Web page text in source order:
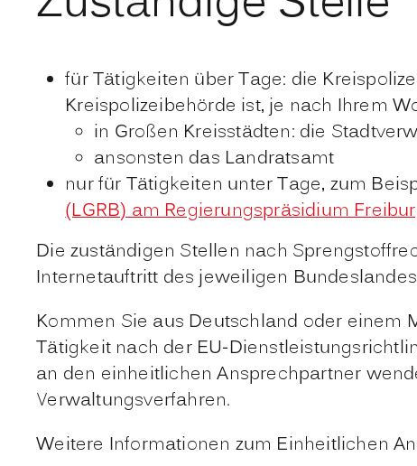
für Tätigkeiten über Tage: die
Kreispolizeibehörde ist, je nach Ihrem
in Großen Kreisstädten: die
ansonsten das Landratsamt
nur für Tätigkeiten unter Tage, zum
(LGRB) am Regierungspräsidium
Die zuständigen Stellen nach
Internetauftritt des jeweiligen
Kommen Sie aus Deutschland oder einem
Tätigkeit nach der EU-
an den einheitlichen Ansprechpartner
Verwaltungsverfahren.
Weitere Informationen zum Einheitlichen